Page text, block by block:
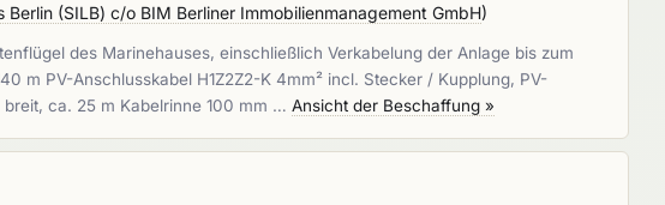
(SILB) c/o BIM Berliner Immobilienmanagement GmbH)
des Marinehauses, einschließlich Verkabelung der Anlage bis zum
m PV-Anschlusskabel H1Z2Z2-K 4mm² incl. Stecker / Kupplung, PV-
ca. 25 m Kabelrinne 100 mm … Ansicht der Beschaffung »